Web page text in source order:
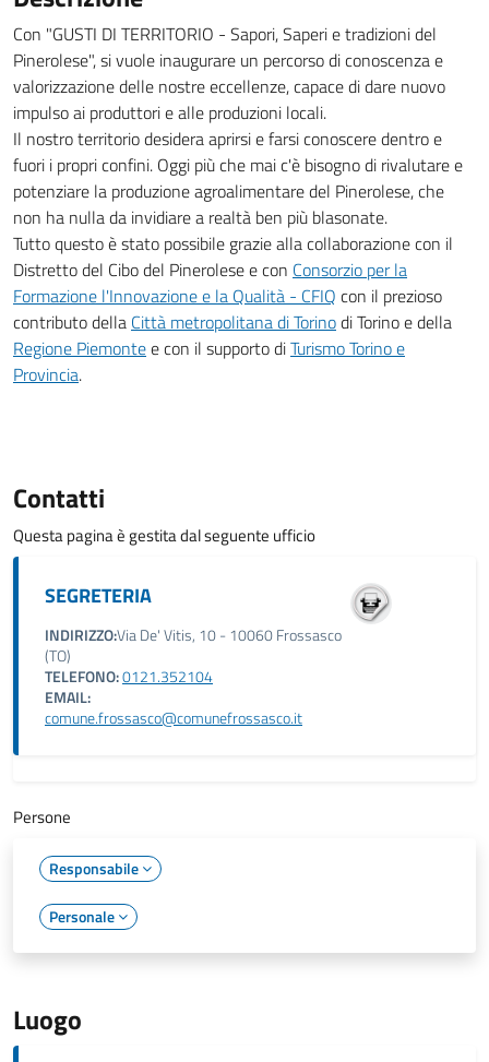
Con "GUSTI DI TERRITORIO - Sapori, Saperi e tradizioni del
Pinerolese", si vuole inaugurare un percorso di conoscenza e
valorizzazione delle nostre eccellenze, capace di dare nuovo
impulso ai produttori e alle produzioni locali.
Il nostro territorio desidera aprirsi e farsi conoscere dentro e
fuori i propri confini. Oggi più che mai c'è bisogno di rivalutare e
potenziare la produzione agroalimentare del Pinerolese, che
non ha nulla da invidiare a realtà ben più blasonate.
Tutto questo è stato possibile grazie alla collaborazione con il
Distretto del Cibo del Pinerolese e con Consorzio per la
Formazione l'Innovazione e la Qualità - CFIQ con il prezioso
contributo della Città metropolitana di Torinodi Torino e della
Regione Piemontee con il supporto diTurismo Torino e
Provincia.
Contatti
Questa pagina è gestita dal seguente ufficio
SEGRETERIA
INDIRIZZO:Via De' Vitis, 10 - 10060 Frossasco
(TO)
TELEFONO:0121.352104
EMAIL:
comune.frossasco@comunefrossasco.it
Persone
Responsabile
Personale
Luogo